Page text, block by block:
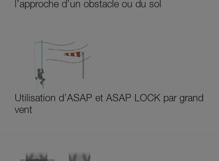
l’approche d’un obstacle ou du sol
Utilisation d’ASAP et ASAP LOCK par grand
vent